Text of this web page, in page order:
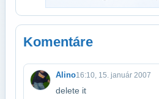
Komentáre
Alino16:10, 15. január 2007
delete it